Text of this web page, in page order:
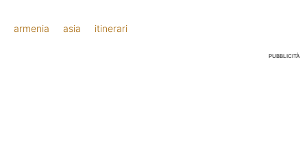
armenia asia itinerari
PUBBLICITÀ